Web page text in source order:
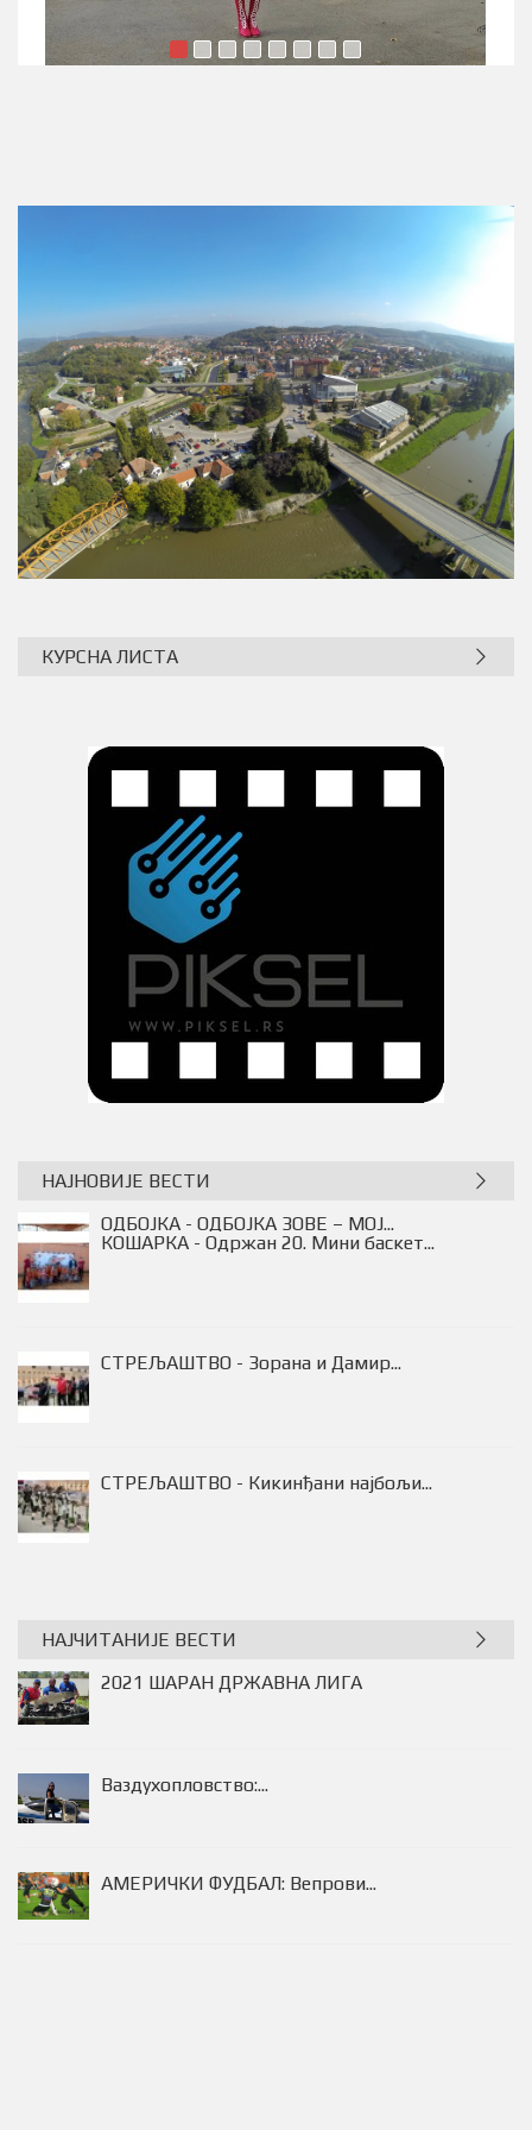
КУРСНА ЛИСТА
НАЈНОВИЈЕ ВЕСТИ
ОДБОЈКА - ОДБОJКА ЗОВЕ – МОJ...
НАЈЧИТАНИЈЕ ВЕСТИ
2021 ШАРАН ДРЖАВНА ЛИГА
Ваздухопловство:...
АМЕРИЧКИ ФУДБАЛ: Вепрови...